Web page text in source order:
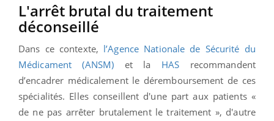
L'arrêt brutal du traitement
déconseillé
Dans ce contexte, l’Agence Nationale de Sécurité du
Médicament (ANSM) et la HAS recommandent
d’encadrer médicalement le déremboursement de ces
spécialités. Elles conseillent d'une part aux patients «
de ne pas arrêter brutalement le traitement », d'autre